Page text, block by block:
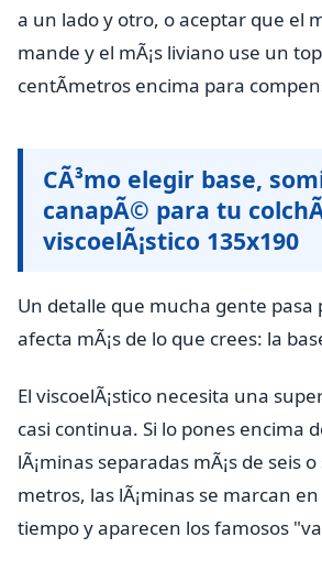
a un lado y otro, o aceptar que el
mande y el mÃ¡s liviano use un
centÃ­metros encima para
CÃ³mo elegir base,
canapÃ© para tu
viscoelÃ¡stico 135x190
Un detalle que mucha gente pasa
afecta mÃ¡s de lo que crees: la
El viscoelÃ¡stico necesita una
casi continua. Si lo pones encima
lÃ¡minas separadas mÃ¡s de seis
metros, las lÃ¡minas se marcan
tiempo y aparecen los famosos